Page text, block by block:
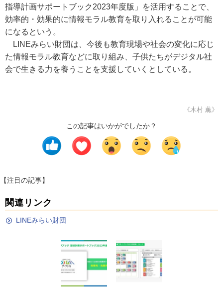
指導計画サポートブック2023年度版」を活用することで、
効率的・効果的に情報モラル教育を取り入れることが可能
になるという。
LINEみらい財団は、今後も教育現場や社会の変化に応じ
た情報モラル教育などに取り組み、子供たちがデジタル社
会で生きる力を養うことを支援していくとしている。
《木村 薫》
この記事はいかがでしたか？
【注目の記事】
関連リンク
LINEみらい財団